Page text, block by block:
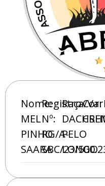
Nome:
MEL
PINHO
SAARA
Registro
Nº:
RG/A-
SBC/23/
Raça/
PELO
LONGO
Cor: